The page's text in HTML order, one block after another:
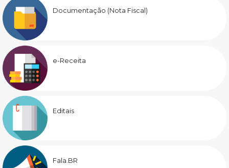
Documentação (Nota Fiscal)
e-Receita
Editais
Fala.BR